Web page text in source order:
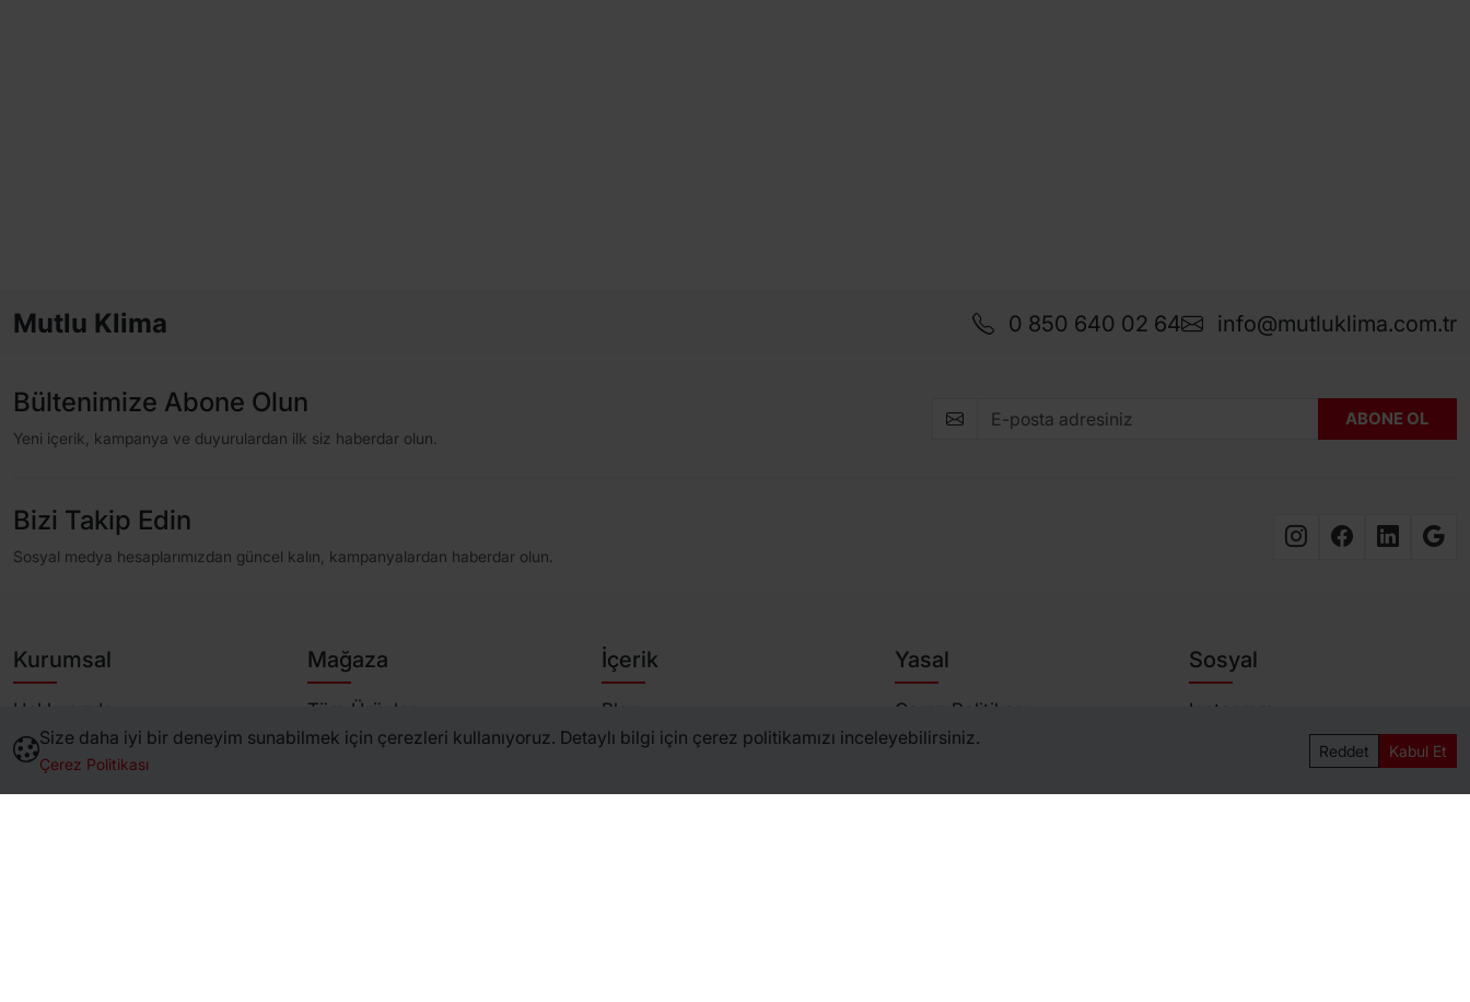
Mutlu Klima 0 850 640 02 64 info@mutluklima.com.tr
Bültenimize Abone Olun
Yeni içerik, kampanya ve duyurulardan ilk siz haberdar olun.
ABONE OL
Bizi Takip Edin
Sosyal medya hesaplarımızdan güncel kalın, kampanyalardan haberdar olun.
Kurumsal
Hakkımızda
Marka Yönergeleri
Mağaza
Tüm Ürünler
Öne Çıkanlar
İçerik
Blog
Haberler
Yasal
Çerez Politikası
Gizlilik Politikası
Sosyal
Instagram
Size daha iyi bir deneyim sunabilmek için çerezleri kullanıyoruz. Detaylı bilgi için çerez politikamızı inceleyebilirsiniz.
Çerez Politikası
Reddet Kabul Et